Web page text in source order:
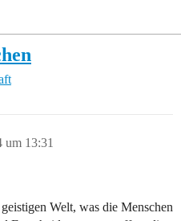
um 13:31
Welt, was die Menschen